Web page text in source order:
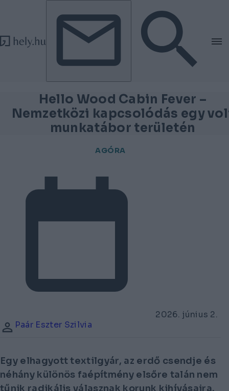
Tovább a tartalomhoz
Tovább a lábléchez
Hello Wood Cabin Fever –
Nemzetközi kapcsolódás egy
munkatábor területén
AGÓRA
2026. június 2.
Paár Eszter Szilvia
Egy elhagyott textilgyár, az erdő csendje és
néhány különös faépítmény elsőre talán nem
tűnik radikális válasznak korunk kihívásaira.